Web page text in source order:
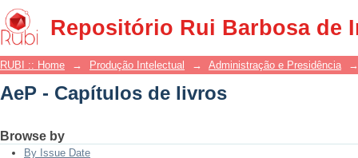
Repositório Rui Barbosa de
AeP - Capítulos de livros
RUBI :: Home → Produção Intelectual → Administração e Presidência →
AeP - Capítulos de livros
Browse by
By Issue Date